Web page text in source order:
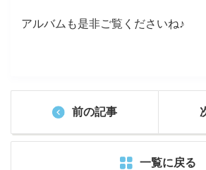
アルバムも是非ご覧くださいね♪
前の記事
一覧に戻る